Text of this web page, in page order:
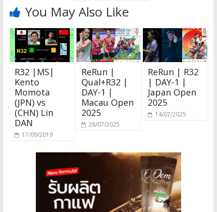
You May Also Like
R32 |MS|
Kento
Momota
(JPN) vs
(CHN) Lin
DAN
17/09/2019
ReRun |
Qual+R32 |
DAY-1 |
Macau Open
2025
28/07/2025
ReRun | R32
| DAY-1 |
Japan Open
2025
14/07/2025